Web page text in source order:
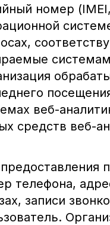
номер
веб-
средств веб-
телефона,
записи